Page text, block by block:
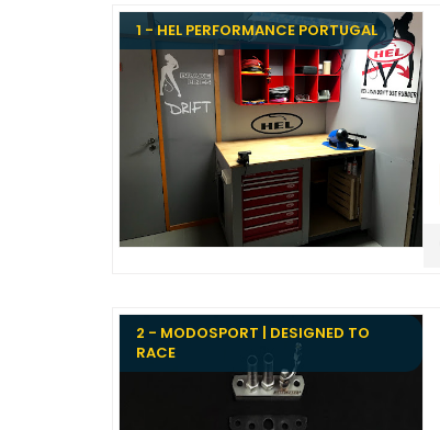
1 - HEL PERFORMANCE PORTUGAL
2 - MODOSPORT | DESIGNED TO
RACE